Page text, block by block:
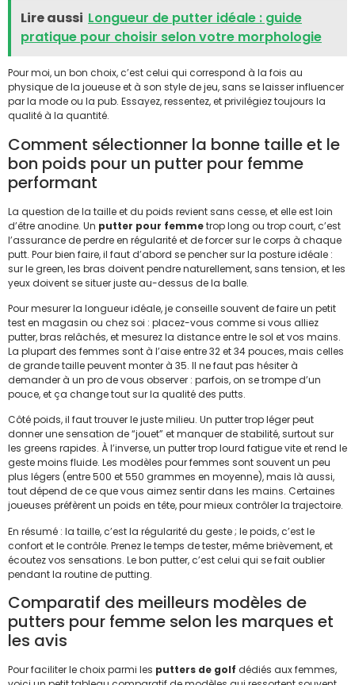
Lire aussi Longueur de putter idéale : guide
pratique pour choisir selon votre morphologie
Pour moi, un bon choix, c’est celui qui correspond à la fois au
physique de la joueuse et à son style de jeu, sans se laisser influencer
par la mode ou la pub. Essayez, ressentez, et privilégiez toujours la
qualité à la quantité.
Comment sélectionner la bonne taille et le
bon poids pour un putter pour femme
performant
La question de la taille et du poids revient sans cesse, et elle est loin
d’être anodine. Un putter pour femmetrop long ou trop court, c’est
l’assurance de perdre en régularité et de forcer sur le corps à chaque
putt. Pour bien faire, il faut d’abord se pencher sur la posture idéale :
sur le green, les bras doivent pendre naturellement, sans tension, et les
yeux doivent se situer juste au-dessus de la balle.
Pour mesurer la longueur idéale, je conseille souvent de faire un petit
test en magasin ou chez soi : placez-vous comme si vous alliez
putter, bras relâchés, et mesurez la distance entre le sol et vos mains.
La plupart des femmes sont à l’aise entre 32 et 34 pouces, mais celles
de grande taille peuvent monter à 35. Il ne faut pas hésiter à
demander à un pro de vous observer : parfois, on se trompe d’un
pouce, et ça change tout sur la qualité des putts.
Côté poids, il faut trouver le juste milieu. Un putter trop léger peut
donner une sensation de “jouet” et manquer de stabilité, surtout sur
les greens rapides. À l’inverse, un putter trop lourd fatigue vite et rend le
geste moins fluide. Les modèles pour femmes sont souvent un peu
plus légers (entre 500 et 550 grammes en moyenne), mais là aussi,
tout dépend de ce que vous aimez sentir dans les mains. Certaines
joueuses préfèrent un poids en tête, pour mieux contrôler la trajectoire.
En résumé : la taille, c’est la régularité du geste ; le poids, c’est le
confort et le contrôle. Prenez le temps de tester, même brièvement, et
écoutez vos sensations. Le bon putter, c’est celui qui se fait oublier
pendant la routine de putting.
Comparatif des meilleurs modèles de
putters pour femme selon les marques et
les avis
Pour faciliter le choix parmi les putters de golf dédiés aux femmes,